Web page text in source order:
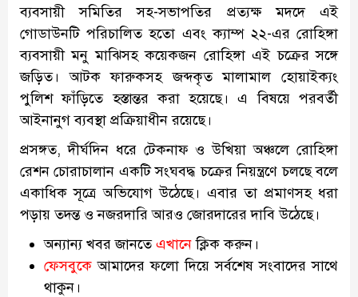
ব্যবসায়ী সমিতির সহ-সভাপতির প্রত্যক্ষ মদদে এই
গোডাউনটি পরিচালিত হতো এবং ক্যাম্প ২২-এর রোহিঙ্গা
ব্যবসায়ী মনু মাঝিসহ কয়েকজন রোহিঙ্গা এই চক্রের সঙ্গে
জড়িত। আটক ফারুকসহ জব্দকৃত মালামাল হোয়াইক্যং
পুলিশ ফাঁড়িতে হস্তান্তর করা হয়েছে। এ বিষয়ে পরবর্তী
আইনানুগ ব্যবস্থা প্রক্রিয়াধীন রয়েছে।
প্রসঙ্গত, দীর্ঘদিন ধরে টেকনাফ ও উখিয়া অঞ্চলে রোহিঙ্গা
রেশন চোরাচালান একটি সংঘবদ্ধ চক্রের নিয়ন্ত্রণে চলছে বলে
একাধিক সূত্রে অভিযোগ উঠেছে। এবার তা প্রমাণসহ ধরা
পড়ায় তদন্ত ও নজরদারি আরও জোরদারের দাবি উঠেছে।
অন্যান্য খবর জানতে এখানে ক্লিক করুন।
ফেসবুকে আমাদের ফলো দিয়ে সর্বশেষ সংবাদের সাথে
থাকুন।